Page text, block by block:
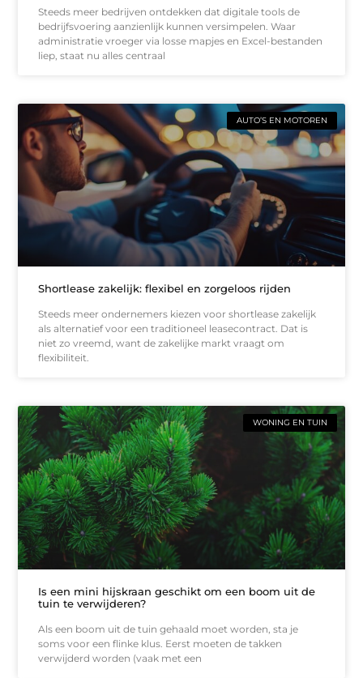
Steeds meer bedrijven ontdekken dat digitale tools de
bedrijfsvoering aanzienlijk kunnen versimpelen. Waar
administratie vroeger via losse mapjes en Excel-bestanden
liep, staat nu alles centraal
AUTO’S EN MOTOREN
Shortlease zakelijk: flexibel en zorgeloos rijden
Steeds meer ondernemers kiezen voor shortlease zakelijk
als alternatief voor een traditioneel leasecontract. Dat is
niet zo vreemd, want de zakelijke markt vraagt om
flexibiliteit.
WONING EN TUIN
Is een mini hijskraan geschikt om een boom uit de
tuin te verwijderen?
Als een boom uit de tuin gehaald moet worden, sta je
soms voor een flinke klus. Eerst moeten de takken
verwijderd worden (vaak met een